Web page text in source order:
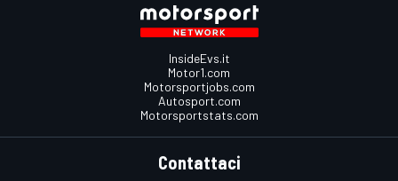
InsideEvs.it
Motor1.com
Motorsportjobs.com
Autosport.com
Motorsportstats.com
Contattaci